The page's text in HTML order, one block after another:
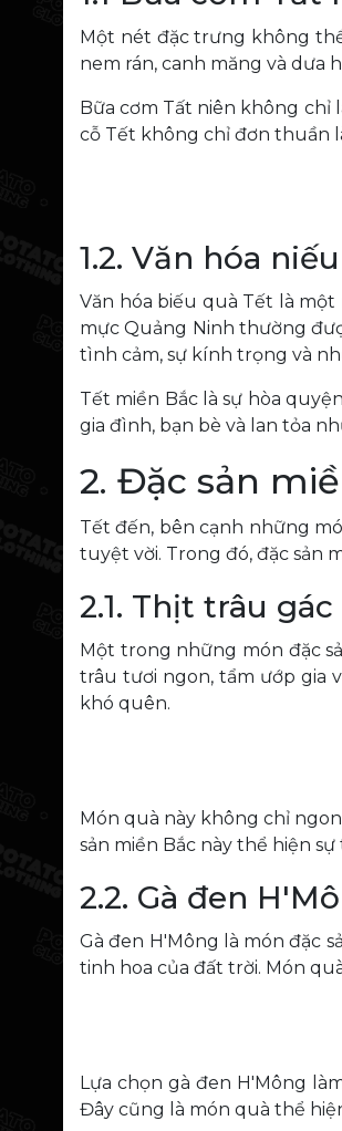
Một nét đặc trưng không
nem rán, canh măng và dưa
Bữa cơm Tất niên không chỉ
cỗ Tết không chỉ đơn thuần
1.2. Văn hóa
Văn hóa biếu quà Tết là
mực Quảng Ninh thường
tình cảm, sự kính trọng và
Tết miền Bắc là sự hòa
gia đình, bạn bè và lan tỏa
2. Đặc sản
Tết đến, bên cạnh những
tuyệt vời. Trong đó, đặc sản
2.1. Thịt trâu
Một trong những món đặc
trâu tươi ngon, tẩm ướp gia
khó quên.
Món quà này không chỉ
sản miền Bắc này thể hiện
2.2. Gà đen
Gà đen H'Mông là món đặc
tinh hoa của đất trời. Món
Lựa chọn gà đen H'Mông
Đây cũng là món quà thể